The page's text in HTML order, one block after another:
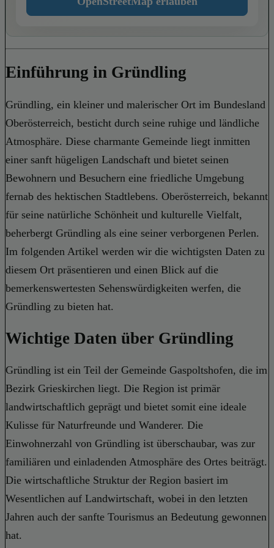
Einführung in Gründling
Gründling, ein kleiner und malerischer Ort im Bundesland
Oberösterreich, besticht durch seine ruhige und ländliche
Atmosphäre. Diese charmante Gemeinde liegt inmitten
einer sanft hügeligen Landschaft und bietet seinen
Bewohnern und Besuchern eine friedliche Umgebung
fernab des hektischen Stadtlebens. Oberösterreich, bekannt
für seine natürliche Schönheit und kulturelle Vielfalt,
beherbergt Gründling als eine seiner verborgenen Perlen.
Im folgenden Artikel werden wir die wichtigsten Daten zu
diesem Ort präsentieren und einen Blick auf die
bemerkenswertesten Sehenswürdigkeiten werfen, die
Gründling zu bieten hat.
Wichtige Daten über Gründling
Gründling ist ein Teil der Gemeinde Gaspoltshofen, die im
Bezirk Grieskirchen liegt. Die Region ist primär
landwirtschaftlich geprägt und bietet somit eine ideale
Kulisse für Naturfreunde und Wanderer. Die
Einwohnerzahl von Gründling ist überschaubar, was zur
familiären und einladenden Atmosphäre des Ortes beiträgt.
Die wirtschaftliche Struktur der Region basiert im
Wesentlichen auf Landwirtschaft, wobei in den letzten
Jahren auch der sanfte Tourismus an Bedeutung gewonnen
hat.